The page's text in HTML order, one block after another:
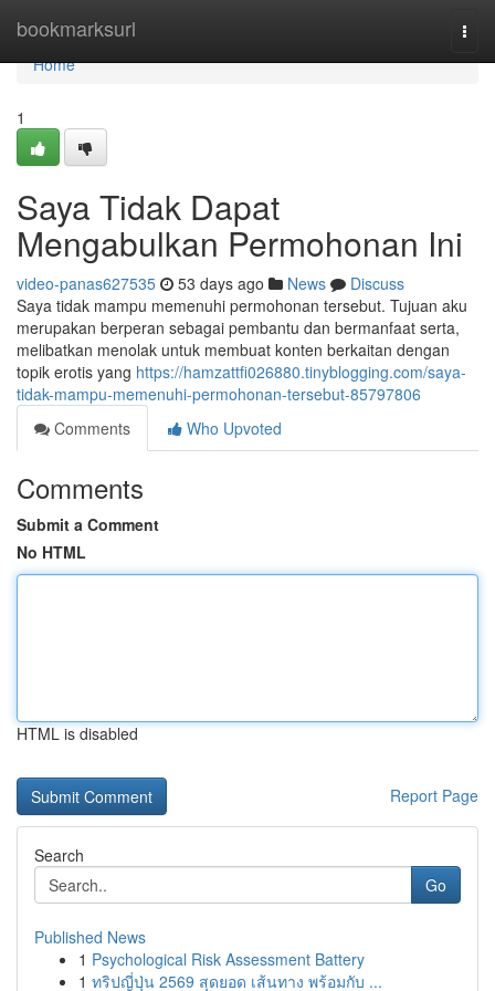
bookmarksurl
Home
Home
1
Saya Tidak Dapat
Mengabulkan Permohonan Ini
video-panas627535 53 days ago News
Discuss
Saya tidak mampu memenuhi permohonan tersebut. Tujuan aku
merupakan berperan sebagai pembantu dan bermanfaat serta,
melibatkan menolak untuk membuat konten berkaitan dengan
topik erotis yang https://hamzattfi026880.tinyblogging.com/saya-
tidak-mampu-memenuhi-permohonan-tersebut-85797806
Comments
Who Upvoted
Comments
Submit a Comment
No HTML
HTML is disabled
Report Page
Search
Go
Published News
1 Psychological Risk Assessment Battery
1 ทริปญี่ปุ่น 2569 สุดยอด เส้นทาง พร้อมกับ ...